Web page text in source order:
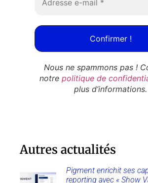
Nous ne spammons pas !
notre politique de
plus d’informations.
Autres actualités
Pigment enrichit ses
reporting avec « Show